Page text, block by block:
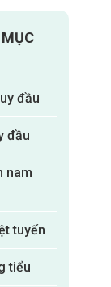
đầu
đầu
nam
tuyến
tiểu